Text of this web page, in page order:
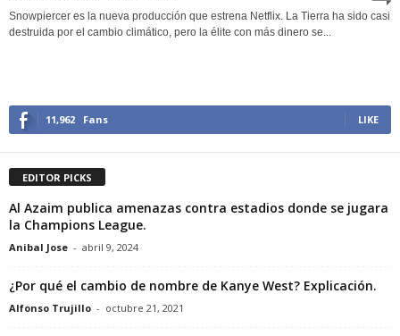
Snowpiercer es la nueva producción que estrena Netflix. La Tierra ha sido casi
destruida por el cambio climático, pero la élite con más dinero se...
11,962 Fans LIKE
EDITOR PICKS
Al Azaim publica amenazas contra estadios donde se jugara
la Champions League.
Anibal Jose - abril 9, 2024
¿Por qué el cambio de nombre de Kanye West? Explicación.
Alfonso Trujillo - octubre 21, 2021